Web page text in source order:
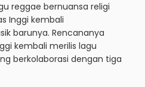
reggae bernuansa religi
Inggi kembali
barunya. Rencananya
kembali merilis lagu
berkolaborasi dengan tiga